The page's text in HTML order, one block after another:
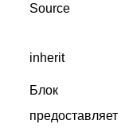
Source
inherit
Блок
предоставляет